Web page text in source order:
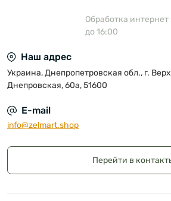
Обработка
до 16:00
Наш адрес
Украина, Днепропетровская обл., г.
Днепровская, 60а, 51600
E-mail
info@zelmart.shop
Перейти в